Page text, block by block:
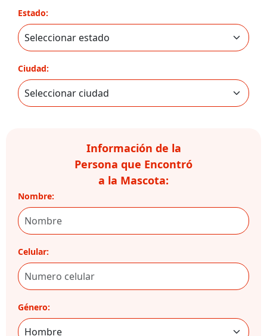
Estado:
Ciudad:
Información de la
Persona que Encontró
a la Mascota:
Nombre:
Celular:
Género: